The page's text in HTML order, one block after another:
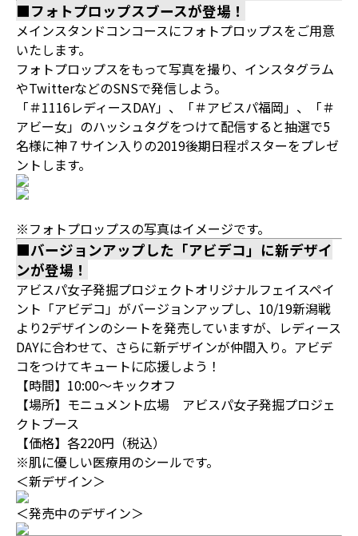
■フォトプロップスブースが登場！
メインスタンドコンコースにフォトプロップスをご用意
いたします。
フォトプロップスをもって写真を撮り、インスタグラム
やTwitterなどのSNSで発信しよう。
「＃1116レディースDAY」、「＃アビスパ福岡」、「＃
アビー女」のハッシュタグをつけて配信すると抽選で5
名様に神７サイン入りの2019後期日程ポスターをプレゼ
ントします。
※フォトプロップスの写真はイメージです。
■バージョンアップした「アビデコ」に新デザイ
ンが登場！
アビスパ女子発掘プロジェクトオリジナルフェイスペイ
ント「アビデコ」がバージョンアップし、10/19新潟戦
より2デザインのシートを発売していますが、レディース
DAYに合わせて、さらに新デザインが仲間入り。アビデ
コをつけてキュートに応援しよう！
【時間】10:00～キックオフ
【場所】モニュメント広場 アビスパ女子発掘プロジェ
クトブース
【価格】各220円（税込）
※肌に優しい医療用のシールです。
＜新デザイン＞
＜発売中のデザイン＞